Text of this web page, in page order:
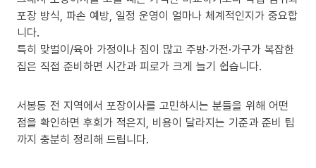
포장 방식, 파손 예방, 일정 운영이 얼마나 체계적인지가 중요합
니다.
특히 맞벌이/육아 가정이나 짐이 많고 주방·가전·가구가 복잡한
집은 직접 준비하면 시간과 피로가 크게 늘기 쉽습니다.
서봉동 전 지역에서 포장이사를 고민하시는 분들을 위해 어떤
점을 확인하면 후회가 적은지, 비용이 달라지는 기준과 준비 팁
까지 충분히 정리해 드립니다.